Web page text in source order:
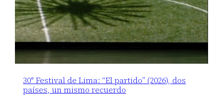
30° Festival de Lima: “El partido” (2026), dos
países, un mismo recuerdo